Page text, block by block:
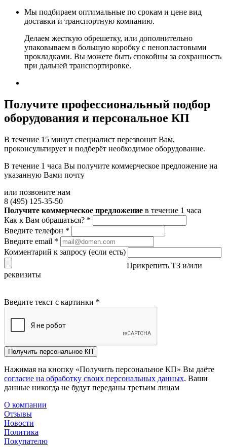
Мы подбираем оптимальные по срокам и цене вид
доставки и транспортную компанию.
Делаем жесткую обрешетку, или дополнительно
упаковываем в большую коробку с пенопластовыми
прокладками. Вы можете быть спокойны за сохранность
при дальней транспортировке.
Получите профессиональный подбор
оборудования и персональное КП
В течение 15 минут специалист перезвонит Вам,
проконсультирует и подберёт необходимое оборудование.
В течение 1 часа Вы получите коммерческое предложение на
указанную Вами почту
или позвоните нам
8 (495) 125-35-50
Получите коммерческое предложение в течение 1 часа
Как к Вам обращаться? *
Введите телефон *
Введите email *
Комментарий к запросу (если есть)
Прикрепить ТЗ и/или
реквизиты
Введите текст с картинки *
Получить персональное КП
Нажимая на кнопку «Получить персональное КП» Вы даёте
согласие на обработку своих персональных данных. Ваши
данные никогда не будут переданы третьим лицам
О компании
Отзывы
Новости
Политика
Покупателю